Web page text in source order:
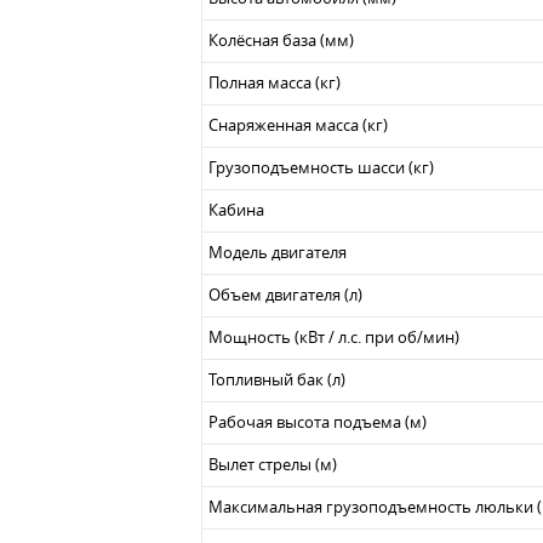
Колёсная база (мм)
Полная масса (кг)
Снаряженная масса (кг)
Грузоподъемность шасси (кг)
Кабина
Модель двигателя
Объем двигателя (л)
Мощность (кВт / л.с. при об/мин)
Топливный бак (л)
Рабочая высота подъема (м)
Вылет стрелы (м)
Максимальная грузоподъемность люльки